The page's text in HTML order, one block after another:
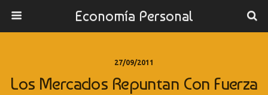
Economía Personal
27/09/2011
Los Mercados Repuntan Con Fuerza